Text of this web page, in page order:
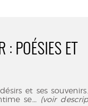
POÉSIES ET
et ses
se... (voir